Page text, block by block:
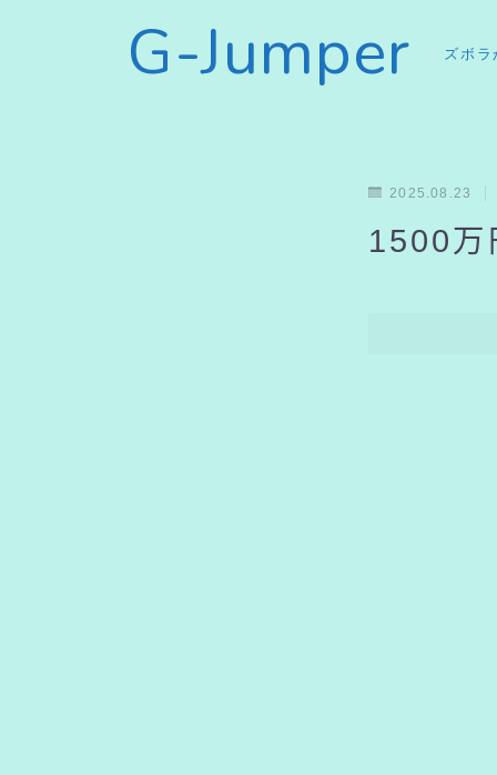
G-Jumper ズボ
2025.08.23
1500万